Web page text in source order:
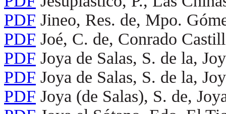
PDF Jineo, Res. de, Mpo.
PDF Joé, C. de, Conrado
PDF Joya de Salas, S. de la,
PDF Joya de Salas, S. de la,
PDF Joya (de Salas), S. de,